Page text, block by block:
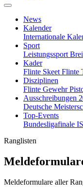
News
Kalender
Internationale
Sport
Leistungssport
Kader
Flinte Skeet Flinte
Disziplinen
Flinte Gewehr
Ausschreibungen
Deutsche
Top-Events
Bundesligafinale
Ranglisten
Meldeformulare aller